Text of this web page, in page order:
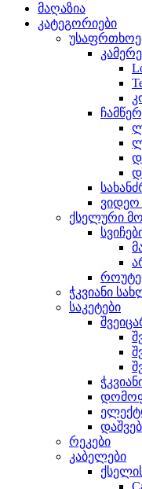
მაღაზია
კატეგორიები
ქსელური
ჭკვიანი
საკეტები
რეკები
კაბელები